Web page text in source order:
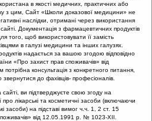
тонзилітів з позицій Icpc-2 (Полтава
компенсованого хронічного
в якості медичних, практичних або
з цим, Сайт «Школи доказової медицини» не
наслідки, отримані через використання
Документація з фармацевтичних продуктів
того, щоб використовувати її замість
в галузі медицини та інших галузях.
надається за вашою згодою відповідно
«Про захист прав споживачів» від
консультація з конкретного питання,
звернутися до фахівців- професіоналів.
ви підтверджуєте свою згоду на
лікарські та косметичні засоби (включаючи
засоби) на підставі вимог ч.ч. 1, 2 ст. 15
від 12.05.1991 р. № 1023-XII.